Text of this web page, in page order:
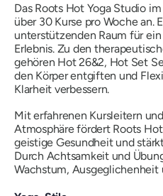
Das Roots Hot Yoga Studio
über 30 Kurse pro Woche an.
unterstützenden Raum für
Erlebnis. Zu den
gehören Hot 26&2, Hot Set
den Körper entgiften und
Klarheit verbessern.
Mit erfahrenen Kursleitern
Atmosphäre fördert Roots
geistige Gesundheit und
Durch Achtsamkeit und
Wachstum, Ausgeglichenheit